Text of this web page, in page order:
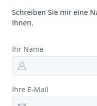
Schreiben Sie mir eine
Ihnen.
Ihr Name
Ihre E-Mail